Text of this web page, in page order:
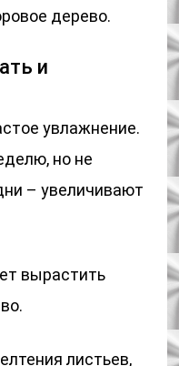
дерево.
и
увлажнение.
но не
– увеличивают
вырастить
листьев,